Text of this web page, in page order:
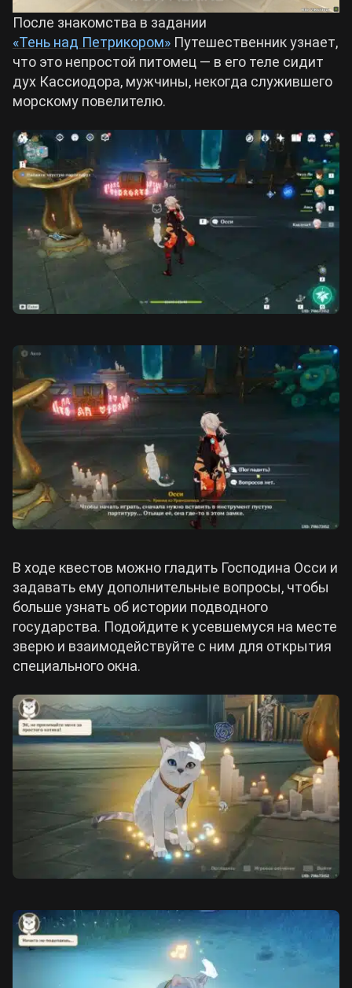
После знакомства в задании
«Тень над Петрикором» Путешественник узнает,
что это непростой питомец — в его теле сидит
дух Кассиодора, мужчины, некогда служившего
морскому повелителю.
В ходе квестов можно гладить Господина Осси и
задавать ему дополнительные вопросы, чтобы
больше узнать об истории подводного
государства. Подойдите к усевшемуся на месте
зверю и взаимодействуйте с ним для открытия
специального окна.